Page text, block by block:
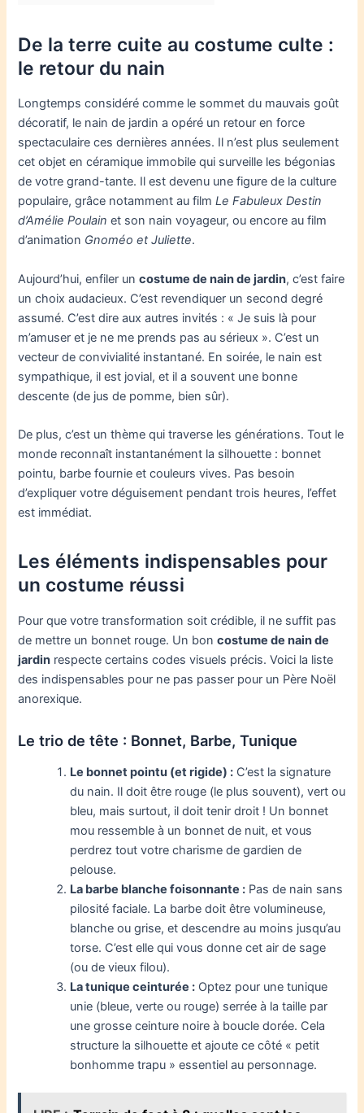
De la terre cuite au costume culte :
le retour du nain
Longtemps considéré comme le sommet du mauvais goût
décoratif, le nain de jardin a opéré un retour en force
spectaculaire ces dernières années. Il n’est plus seulement
cet objet en céramique immobile qui surveille les bégonias
de votre grand-tante. Il est devenu une figure de la culture
populaire, grâce notamment au filmLe Fabuleux Destin
d’Amélie Poulain et son nain voyageur, ou encore au film
d’animation Gnoméo et Juliette.
Aujourd’hui, enfiler uncostume de nain de jardin, c’est faire
un choix audacieux. C’est revendiquer un second degré
assumé. C’est dire aux autres invités : « Je suis là pour
m’amuser et je ne me prends pas au sérieux ». C’est un
vecteur de convivialité instantané. En soirée, le nain est
sympathique, il est jovial, et il a souvent une bonne
descente (de jus de pomme, bien sûr).
De plus, c’est un thème qui traverse les générations. Tout le
monde reconnaît instantanément la silhouette : bonnet
pointu, barbe fournie et couleurs vives. Pas besoin
d’expliquer votre déguisement pendant trois heures, l’effet
est immédiat.
Les éléments indispensables pour
un costume réussi
Pour que votre transformation soit crédible, il ne suffit pas
de mettre un bonnet rouge. Un boncostume de nain de
jardin respecte certains codes visuels précis. Voici la liste
des indispensables pour ne pas passer pour un Père Noël
anorexique.
Le trio de tête : Bonnet, Barbe, Tunique
Le bonnet pointu (et rigide) : C’est la signature
du nain. Il doit être rouge (le plus souvent), vert ou
bleu, mais surtout, il doit tenir droit ! Un bonnet
mou ressemble à un bonnet de nuit, et vous
perdrez tout votre charisme de gardien de
pelouse.
La barbe blanche foisonnante : Pas de nain sans
pilosité faciale. La barbe doit être volumineuse,
blanche ou grise, et descendre au moins jusqu’au
torse. C’est elle qui vous donne cet air de sage
(ou de vieux filou).
La tunique ceinturée : Optez pour une tunique
unie (bleue, verte ou rouge) serrée à la taille par
une grosse ceinture noire à boucle dorée. Cela
structure la silhouette et ajoute ce côté « petit
bonhomme trapu » essentiel au personnage.